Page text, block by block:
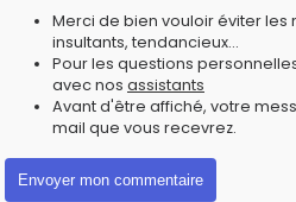
Merci de bien vouloir éviter
insultants, tendancieux...
Pour les questions
avec nos assistants
Avant d'être affiché, votre
mail que vous recevrez.